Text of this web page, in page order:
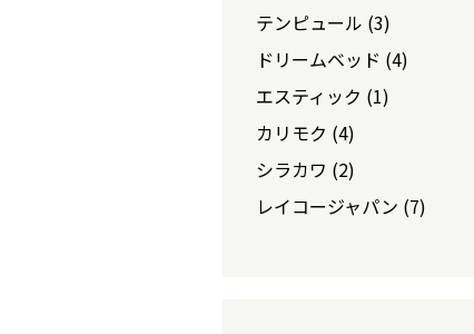
テンピュール (3)
ドリームベッド (4)
エスティック (1)
カリモク (4)
シラカワ (2)
レイコージャパン (7)